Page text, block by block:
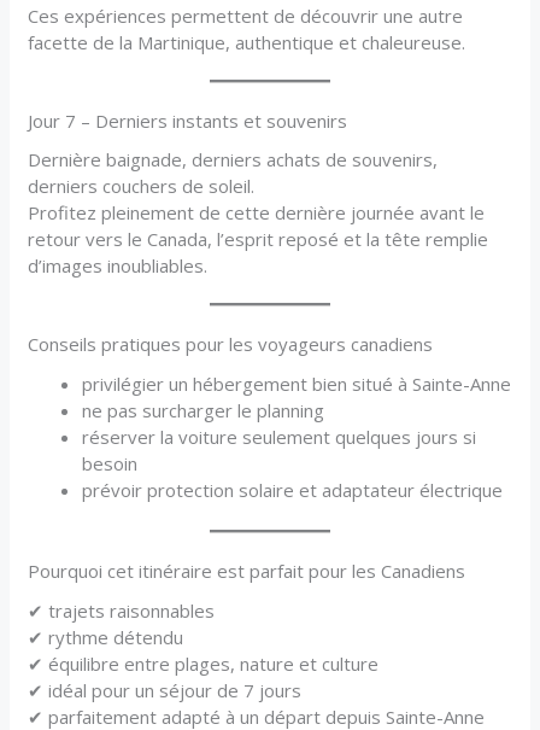
Ces expériences permettent de découvrir une autre
facette de la Martinique, authentique et chaleureuse.
Jour 7 – Derniers instants et souvenirs
Dernière baignade, derniers achats de souvenirs,
derniers couchers de soleil.
Profitez pleinement de cette dernière journée avant le
retour vers le Canada, l’esprit reposé et la tête remplie
d’images inoubliables.
Conseils pratiques pour les voyageurs canadiens
privilégier un hébergement bien situé à Sainte-Anne
ne pas surcharger le planning
réserver la voiture seulement quelques jours si
besoin
prévoir protection solaire et adaptateur électrique
Pourquoi cet itinéraire est parfait pour les Canadiens
✔ trajets raisonnables
✔ rythme détendu
✔ équilibre entre plages, nature et culture
✔ idéal pour un séjour de 7 jours
✔ parfaitement adapté à un départ depuis Sainte-Anne